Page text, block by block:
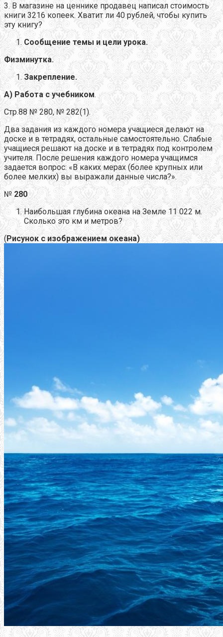
3. В магазине на ценнике продавец написал стоимость
книги 3216 копеек. Хватит ли 40 рублей, чтобы купить
эту книгу?
Сообщение темы и цели урока.
Физминутка.
Закрепление.
А) Работа с учебником.
Стр.88 № 280, № 282(1).
Два задания из каждого номера учащиеся делают на
доске и в тетрадях, остальные самостоятельно. Слабые
учащиеся решают на доске и в тетрадях под контролем
учителя. После решения каждого номера учащимся
задается вопрос: «В каких мерах (более крупных или
более мелких) вы выражали данные числа?».
№ 280
Наибольшая глубина океана на Земле 11 022 м.
Сколько это км и метров?
(Рисунок с изображением океана)